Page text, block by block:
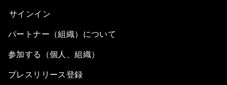
サインイン
パートナー（組織）について
参加する（個人、組織）
プレスリリース登録